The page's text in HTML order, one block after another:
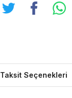
Taksit Seçenekleri